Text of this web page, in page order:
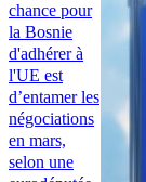
chance pour
la Bosnie
d'adhérer à
l'UE est
d’entamer les
négociations
en mars,
selon une